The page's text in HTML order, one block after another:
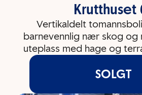
Krutthuset
Vertikaldelt
barnevennlig nær skog og
uteplass med hage og
SOLGT